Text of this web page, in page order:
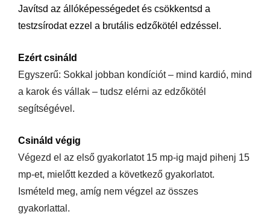
Javítsd az állóképességedet és csökkentsd a
testzsírodat ezzel a brutális edzőkötél edzéssel.
Ezért csináld
Egyszerű: Sokkal jobban kondíciót – mind kardió, mind
a karok és vállak – tudsz elérni az edzőkötél
segítségével.
Csináld végig
Végezd el az első gyakorlatot 15 mp-ig majd pihenj 15
mp-et, mielőtt kezded a következő gyakorlatot.
Ismételd meg, amíg nem végzel az összes
gyakorlattal.